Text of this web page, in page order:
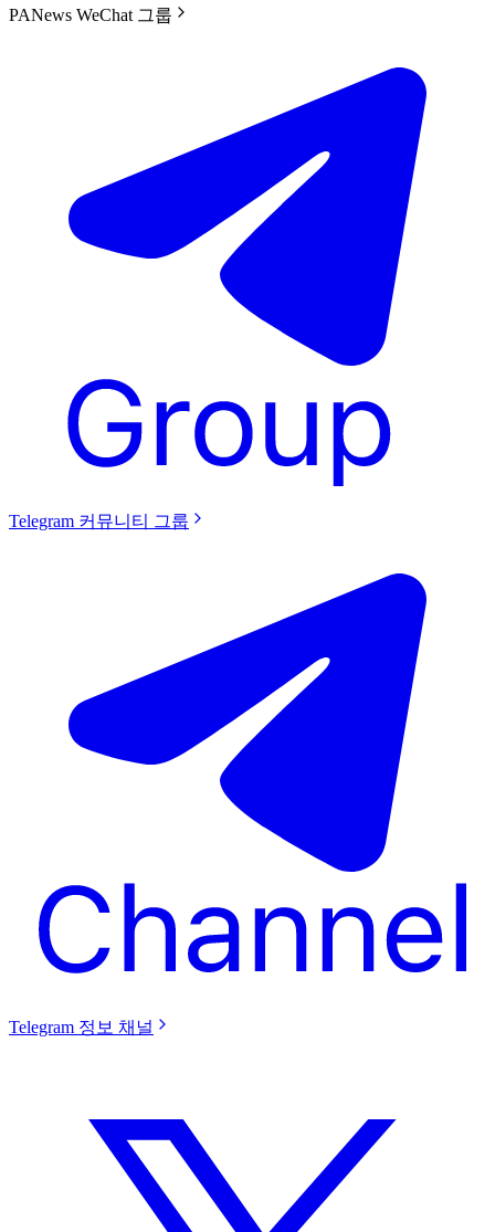
PANews WeChat 그룹
Telegram 커뮤니티 그룹
Telegram 정보 채널